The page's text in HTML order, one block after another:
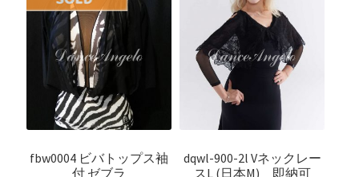
fbw0004 ビバトップス袖
付 ゼブラ
dqwl-900-2l Vネックレー
スL (日本M) 即納可